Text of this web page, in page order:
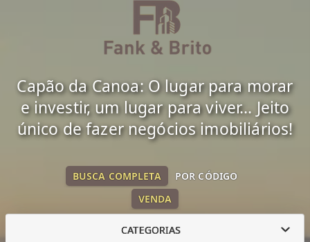
Capão da Canoa: O lugar para morar
e investir, um lugar para viver... Jeito
único de fazer negócios imobiliários!
VENDA
BUSCA COMPLETA POR CÓDIGO
CATEGORIAS